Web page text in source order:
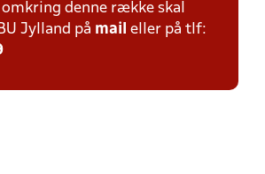
denne række skal
Jylland på mail eller på tlf: